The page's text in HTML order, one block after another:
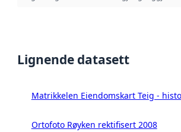
Lignende datasett
Matrikkelen Eiendomskart Teig -
Ortofoto Røyken rektifisert 2008